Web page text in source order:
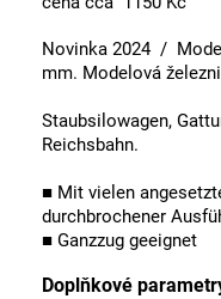
Novinka 2024 /
mm. Modelová
Staubsilowagen,
Reichsbahn.
■ Mit vielen
durchbrochener
■ Ganzzug geeignet
Doplňkové